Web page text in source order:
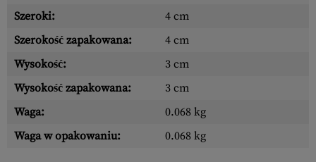
Szeroki:
4 cm
Szerokość zapakowana:
4 cm
Wysokość:
3 cm
Wysokość zapakowana:
3 cm
Waga:
0.068 kg
Waga w opakowaniu:
0.068 kg